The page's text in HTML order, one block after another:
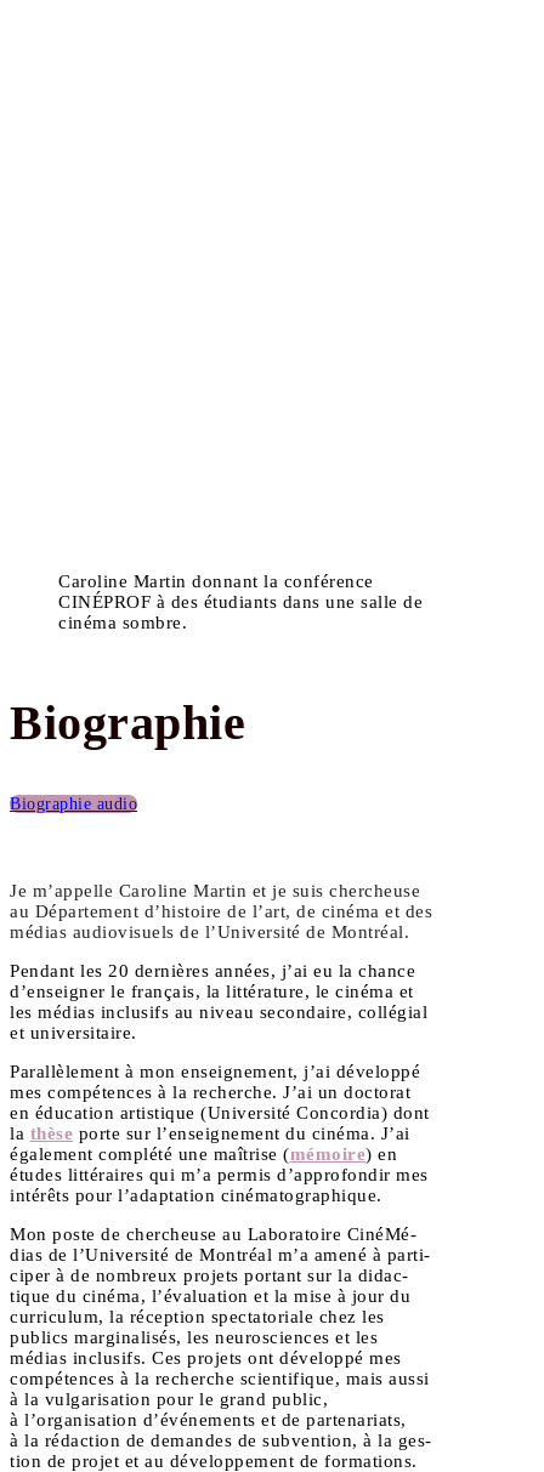
Caroline Martin donnant la conférence
CINÉPROF à des étudiants dans une salle de
cinéma sombre.
Biographie
Biographie audio
Je m’appelle Caro­line Mar­tin et je suis cher­cheuse
au Dépar­te­ment d’histoire de l’art, de ciné­ma et des
médias audio­vi­suels de l’Université de Montréal.
Pen­dant les 20 der­nières années, j’ai eu la chance
d’enseigner le fran­çais, la lit­té­ra­ture, le ciné­ma et
les médias inclu­sifs au niveau secon­daire, col­lé­gial
et universitaire.
Paral­lè­le­ment à mon ensei­gne­ment, j’ai déve­lop­pé
mes com­pé­tences à la recherche. J’ai un doc­to­rat
en édu­ca­tion artis­tique (Uni­ver­si­té Concor­dia) dont
la thèse porte sur l’enseignement du ciné­ma. J’ai
éga­le­ment com­plé­té une maî­trise (mémoire) en
études lit­té­raires qui m’a per­mis d’approfondir mes
inté­rêts pour l’adaptation cinématographique.
Mon poste de cher­cheuse au Labo­ra­toire Ciné­Mé­
dias de l’Université de Mont­réal m’a ame­né à par­ti­
ci­per à de nom­breux pro­jets por­tant sur la didac­
tique du ciné­ma, l’évaluation et la mise à jour du
cur­ri­cu­lum, la récep­tion spec­ta­to­riale chez les
publics mar­gi­na­li­sés, les neu­ros­ciences et les
médias inclu­sifs. Ces pro­jets ont déve­lop­pé mes
com­pé­tences à la recherche scien­ti­fique, mais aus­si
à la vul­ga­ri­sa­tion pour le grand public,
à l’organisation d’événements et de par­te­na­riats,
à la rédac­tion de demandes de sub­ven­tion, à la ges­
tion de pro­jet et au déve­lop­pe­ment de formations.